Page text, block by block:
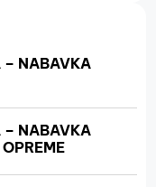
– NABAVKA
– NABAVKA